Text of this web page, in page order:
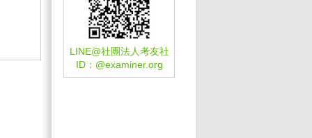
LINE@社團法人考友社
ID： @examiner.org